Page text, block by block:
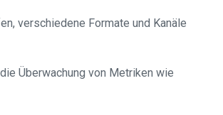
verschiedene Formate und Kanäle
Überwachung von Metriken wie